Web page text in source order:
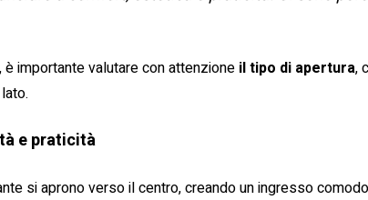
importante valutare con attenzione il tipo di apertura,
e praticità
si aprono verso il centro, creando un ingresso